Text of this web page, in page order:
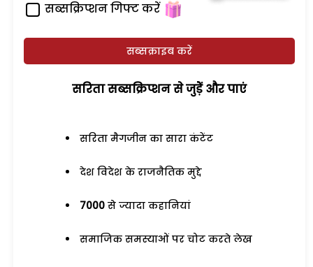
सब्सक्रिप्शन गिफ्ट करें
सब्सक्राइब करें
सरिता सब्सक्रिप्शन से जुड़ेें और पाएं
सरिता मैगजीन का सारा कंटेंट
देश विदेश के राजनैतिक मुद्दे
7000 से ज्यादा कहानियां
समाजिक समस्याओं पर चोट करते लेख